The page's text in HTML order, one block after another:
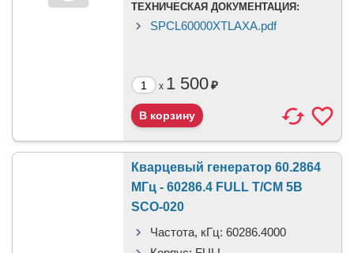
ТЕХНИЧЕСКАЯ ДОКУМЕНТАЦИЯ:
SPCL60000XTLAXA.pdf
x 1 500₽
Кварцевый генератор 60.2864
МГц - 60286.4 FULL T/CM 5В
SCO-020
Частота, кГц: 60286.4000